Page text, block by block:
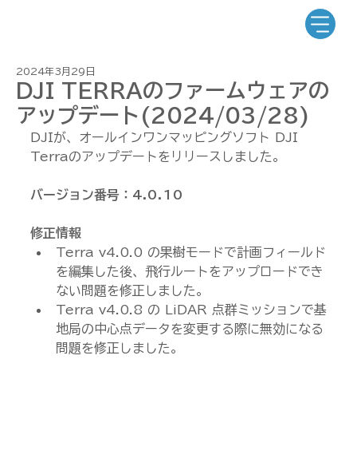
DJI TERRAのファームウェアの
アップデート(2024/03/28)
2024年3月29日
DJIが、オールインワンマッピングソフト DJI
Terraのアップデートをリリースしました。
バージョン番号：4.0.10
修正情報
Terra v4.0.0 の果樹モードで計画フィールド
を編集した後、飛行ルートをアップロードでき
ない問題を修正しました。
Terra v4.0.8 の LiDAR 点群ミッションで基
地局の中心点データを変更する際に無効になる
問題を修正しました。